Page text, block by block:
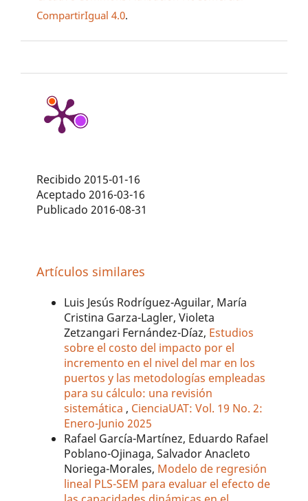
CompartirIgual 4.0.
Recibido 2015-01-16
Aceptado 2016-03-16
Publicado 2016-08-31
Artículos similares
Luis Jesús Rodríguez-Aguilar, María
Cristina Garza-Lagler, Violeta
Zetzangari Fernández-Díaz, Estudios
sobre el costo del impacto por el
incremento en el nivel del mar en los
puertos y las metodologías empleadas
para su cálculo: una revisión
sistemática , CienciaUAT: Vol. 19 No. 2:
Enero-Junio 2025
Rafael García-Martínez, Eduardo Rafael
Poblano-Ojinaga, Salvador Anacleto
Noriega-Morales, Modelo de regresión
lineal PLS-SEM para evaluar el efecto de